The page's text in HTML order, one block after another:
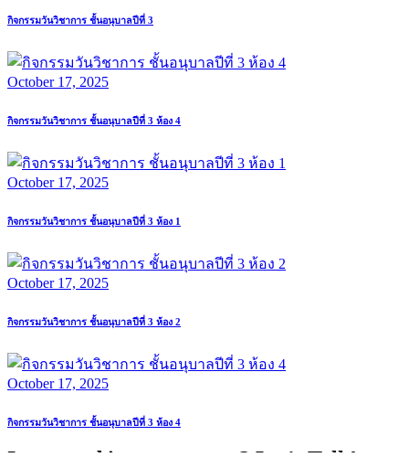
กิจกรรมวันวิชาการ ชั้นอนุบาลปีที่ 3
October 17, 2025
กิจกรรมวันวิชาการ ชั้นอนุบาลปีที่ 3 ห้อง 4
October 17, 2025
กิจกรรมวันวิชาการ ชั้นอนุบาลปีที่ 3 ห้อง 1
October 17, 2025
กิจกรรมวันวิชาการ ชั้นอนุบาลปีที่ 3 ห้อง 2
October 17, 2025
กิจกรรมวันวิชาการ ชั้นอนุบาลปีที่ 3 ห้อง 4